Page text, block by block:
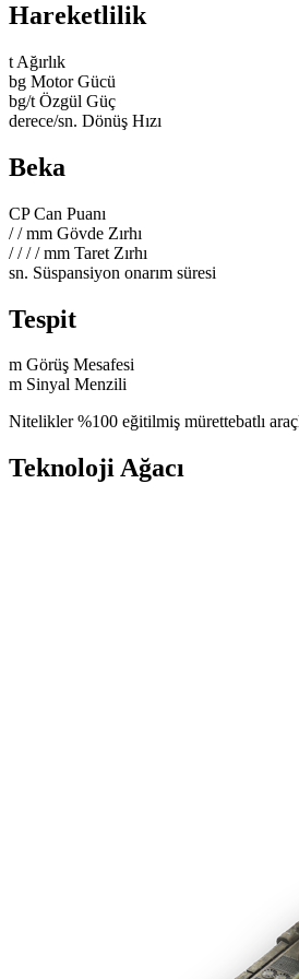
Hareketlilik
t Ağırlık
bg Motor Gücü
bg/t Özgül Güç
derece/sn. Dönüş Hızı
Beka
CPCan Puanı
//mm Gövde Zırhı
////mm Taret Zırhı
sn. Süspansiyon onarım süresi
Tespit
m Görüş Mesafesi
m Sinyal Menzili
Nitelikler %100 eğitilmiş mürettebatlı
Teknoloji Ağacı